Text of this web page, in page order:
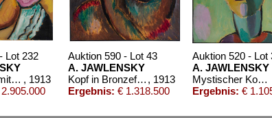
Lot 232
Frauenkopf mit Blumen im Haar , 1913
Auktion 590 - Lot 43
A. JAWLENSKY
Kopf in Bronzefarben – Bildnis Sacharoff , 1913
Ergebnis: € 1.318.500
Auktion 520 - Lot
A. JAWLENSKY
Mystischer Kopf: Galka Fatum - Fate
Ergebnis: €